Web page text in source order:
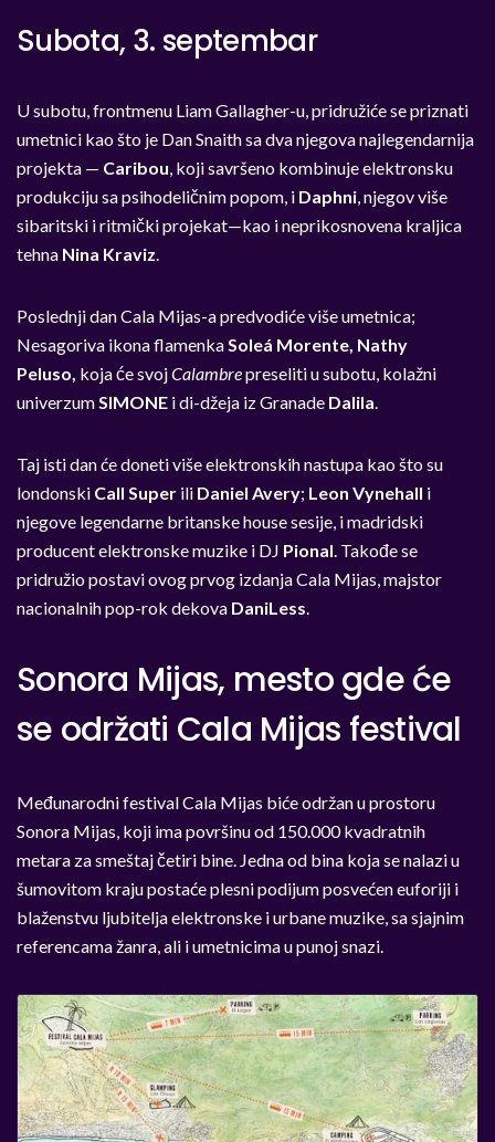
Subota, 3. septembar
U subotu, frontmenu Liam Gallagher-u, pridružiće se priznati
umetnici kao što je Dan Snaith sa dva njegova najlegendarnija
projekta — Caribou , koji savršeno kombinuje elektronsku
produkciju sa psihodeličnim popom, i Daphni , njegov više
sibaritski i ritmički projekat—kao i neprikosnovena kraljica
tehna Nina Kraviz
Poslednji dan Cala Mijas-a predvodiće više umetnica;
Nesagoriva ikona flamenka Soleá Morente, Nathy
Peluso, koja će svojCalambrepreseliti u subotu, kolažni
univerzum SIMONE i di-džeja iz Granade Dalila
Taj isti dan će doneti više elektronskih nastupa kao što su
londonski Call Super ili Daniel Avery; Leon Vynehall i
njegove legendarne britanske house sesije, i madridski
producent elektronske muzike i DJ Pional . Takođe se
pridružio postavi ovog prvog izdanja Cala Mijas, majstor
nacionalnih pop-rok dekova DaniLess
Sonora Mijas, mesto gde će
se održati Cala Mijas festival
Međunarodni festival Cala Mijas biće održan u prostoru
Sonora Mijas, koji ima površinu od 150.000 kvadratnih
metara za smeštaj četiri bine. Jedna od bina koja se nalazi u
šumovitom kraju postaće plesni podijum posvećen euforiji i
blaženstvu ljubitelja elektronske i urbane muzike, sa sjajnim
referencama žanra, ali i umetnicima u punoj snazi.